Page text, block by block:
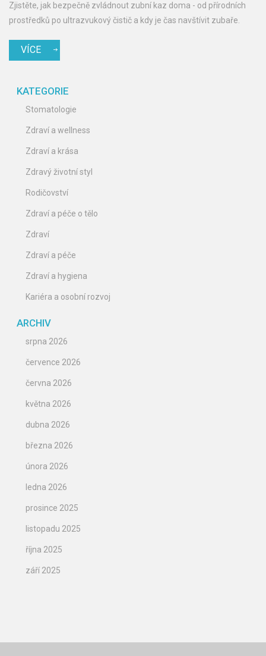
Zjistěte, jak bezpečně zvládnout zubní kaz doma - od přírodních
prostředků po ultrazvukový čistič a kdy je čas navštívit zubaře.
VÍCE
KATEGORIE
Stomatologie
Zdraví a wellness
Zdraví a krása
Zdravý životní styl
Rodičovství
Zdraví a péče o tělo
Zdraví
Zdraví a péče
Zdraví a hygiena
Kariéra a osobní rozvoj
ARCHIV
srpna 2026
července 2026
června 2026
května 2026
dubna 2026
března 2026
února 2026
ledna 2026
prosince 2025
listopadu 2025
října 2025
září 2025